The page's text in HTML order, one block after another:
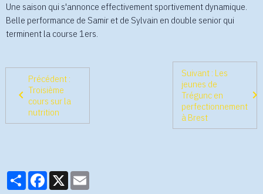
Une saison qui s'annonce effectivement sportivement dynamique.
Belle performance de Samir et de Sylvain en double senior qui
terminent la course 1ers.
Précédent :
Troisième
cours sur la
nutrition
Suivant : Les
jeunes de
Trégunc en
perfectionnement
à Brest
PartagerFacebook
X